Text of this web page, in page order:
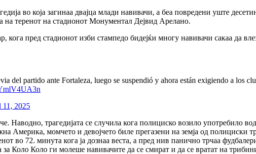
во која загинаа двајца млади навивачи, а беа повредени уште
на теренот на стадионот Монументал Дејвид Арелано.
пред стадионот изби стампедо бидејќи многу навивачи сакаа да
del partido ante Fortaleza, luego se suspendió y ahora están exigiendo a los
11, 2025
Наводно, трагедијата се случила кога полициско возило употребило
Америка, момчето и девојчето биле прегазени на земја од полициски
во 72. минута кога ја дознаа веста, а пред нив панично трчаа
Коло Коло ги молеше навивачите да се смират и да се вратат на